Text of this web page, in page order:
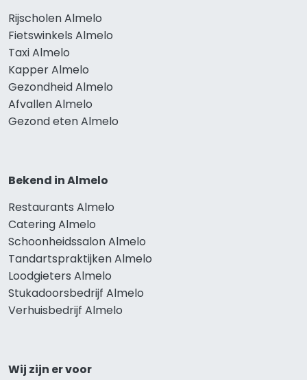
Rijscholen Almelo
Fietswinkels Almelo
Taxi Almelo
Kapper Almelo
Gezondheid Almelo
Afvallen Almelo
Gezond eten Almelo
Bekend in Almelo
Restaurants Almelo
Catering Almelo
Schoonheidssalon Almelo
Tandartspraktijken Almelo
Loodgieters Almelo
Stukadoorsbedrijf Almelo
Verhuisbedrijf Almelo
Wij zijn er voor